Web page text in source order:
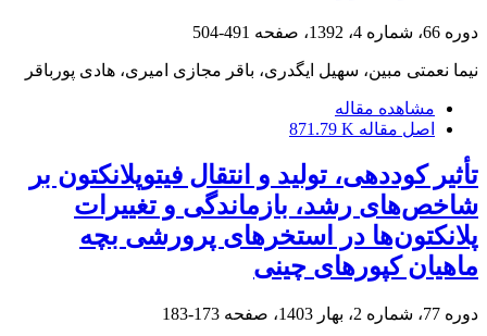
دوره 66، شماره 4، 1392، صفحه 491-504
نیما نعمتی مبین، سهیل ایگدری، باقر مجازی امیری، هادی پورباقر
مشاهده مقاله
اصل مقاله 871.79 K
تأثیر کوددهی، تولید و انتقال فیتوپلانکتون بر
شاخص‌های رشد، بازماندگی و تغییرات
پلانکتون‌ها در استخر‌های پرورشی بچه
ماهیان کپور‌های چینی
دوره 77، شماره 2، بهار 1403، صفحه 173-183